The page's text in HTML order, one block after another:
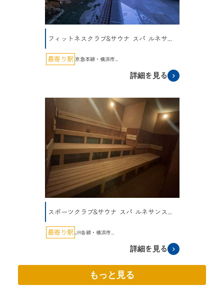
フィットネスクラブ&サウナ スパ ルネサ...
最寄り駅 京急本線・横浜市...
詳細を見る
スポーツクラブ&サウナ スパ ルネサンス...
最寄り駅 JR各線・横浜市...
詳細を見る
もっと見る